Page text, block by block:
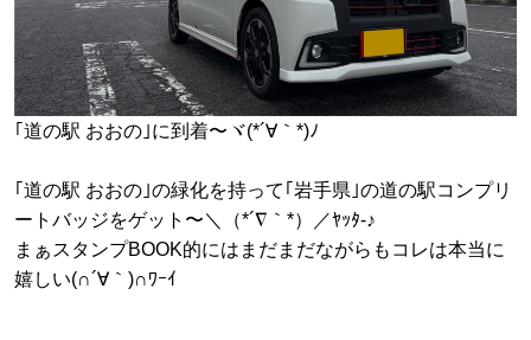
｢道の駅 おおの｣に到着〜ヾ(*´∀｀*)ﾉ
｢道の駅 おおの｣の緑化を持って｢岩手県｣の道の駅コンプリ
ートバッジをゲット〜＼（*´∇｀*）／ﾔｯﾀ-♪
まぁスタンプBOOK的にはまだまだながらもコレは本当に
嬉しい(∩´∀｀)∩ﾜｰｲ